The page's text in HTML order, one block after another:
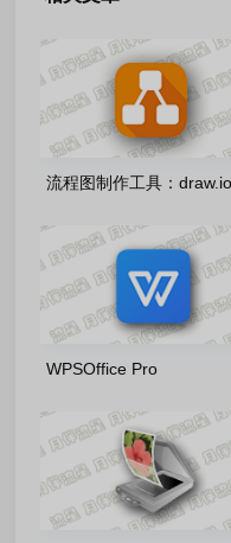
流程图制作工具：
WPSOffice Pro
雨糖科技特别版